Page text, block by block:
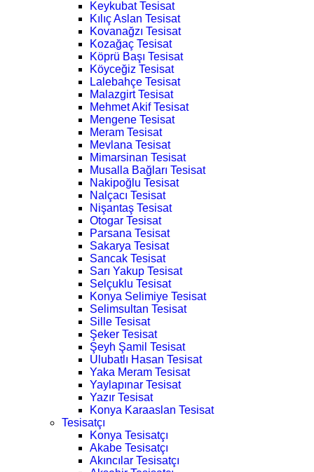
Keykubat Tesisat
Kılıç Aslan Tesisat
Kovanağzı Tesisat
Kozağaç Tesisat
Köprü Başı Tesisat
Köyceğiz Tesisat
Lalebahçe Tesisat
Malazgirt Tesisat
Mehmet Akif Tesisat
Mengene Tesisat
Meram Tesisat
Mevlana Tesisat
Mimarsinan Tesisat
Musalla Bağları Tesisat
Nakipoğlu Tesisat
Nalçacı Tesisat
Nişantaş Tesisat
Otogar Tesisat
Parsana Tesisat
Sakarya Tesisat
Sancak Tesisat
Sarı Yakup Tesisat
Selçuklu Tesisat
Konya Selimiye Tesisat
Selimsultan Tesisat
Sille Tesisat
Şeker Tesisat
Şeyh Şamil Tesisat
Ulubatlı Hasan Tesisat
Yaka Meram Tesisat
Yaylapınar Tesisat
Yazır Tesisat
Konya Karaaslan Tesisat
Tesisatçı
Konya Tesisatçı
Akabe Tesisatçı
Akıncılar Tesisatçı